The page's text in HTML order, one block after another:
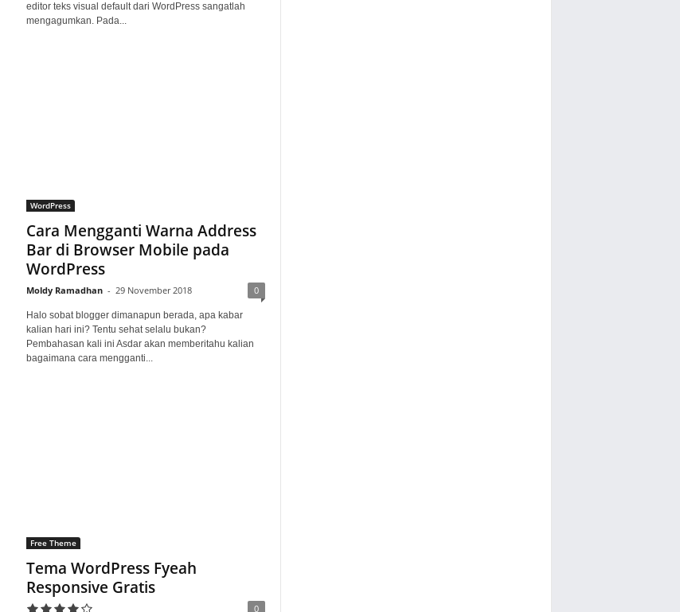
editor teks visual default dari WordPress sangatlah
mengagumkan. Pada...
WordPress
Cara Mengganti Warna Address
Bar di Browser Mobile pada
WordPress
Moldy Ramadhan - 29 November 2018 0
Halo sobat blogger dimanapun berada, apa kabar
kalian hari ini? Tentu sehat selalu bukan?
Pembahasan kali ini Asdar akan memberitahu kalian
bagaimana cara mengganti...
Free Theme
Tema WordPress Fyeah
Responsive Gratis
0